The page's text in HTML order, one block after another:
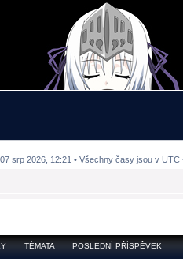
srp 2026, 12:21 • Všechny časy jsou v UTC
TÉMATA POSLEDNÍ PŘÍSPĚVEK